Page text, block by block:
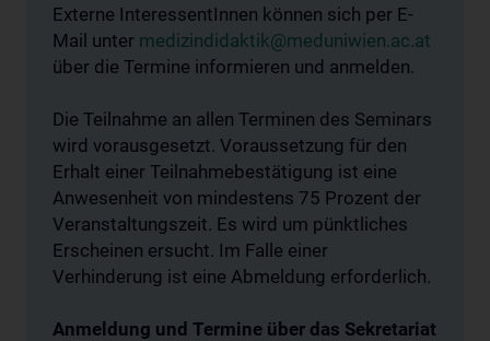
Externe InteressentInnen können sich per E-
Mail unter medizindidaktik@meduniwien.ac.at
über die Termine informieren und anmelden.
Die Teilnahme an allen Terminen des Seminars
wird vorausgesetzt. Voraussetzung für den
Erhalt einer Teilnahmebestätigung ist eine
Anwesenheit von mindestens 75 Prozent der
Veranstaltungszeit. Es wird um pünktliches
Erscheinen ersucht. Im Falle einer
Verhinderung ist eine Abmeldung erforderlich.
Anmeldung und Termine über das Sekretariat